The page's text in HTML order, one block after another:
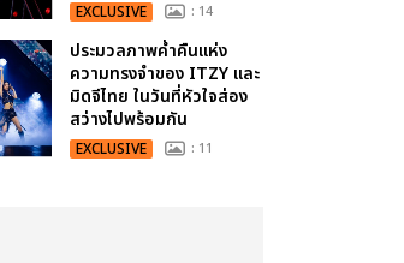
EXCLUSIVE : 14
ประมวลภาพค่ำคืนแห่ง
ความทรงจำของ ITZY และ
มิดจีไทย ในวันที่หัวใจส่อง
สว่างไปพร้อมกัน
EXCLUSIVE : 11